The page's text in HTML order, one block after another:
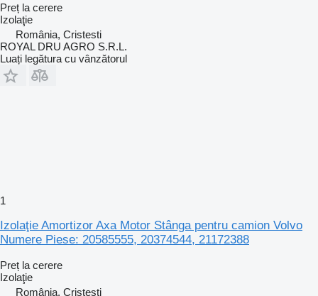
Preț la cerere
Izolaţie
România, Cristesti
ROYAL DRU AGRO S.R.L.
Luați legătura cu vânzătorul
1
Izolaţie Amortizor Axa Motor Stânga pentru camion Volvo
Numere Piese: 20585555, 20374544, 21172388
Preț la cerere
Izolaţie
România, Cristesti